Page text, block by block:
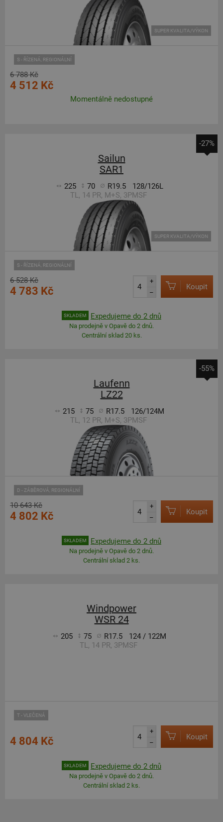
S - ŘÍZENÁ, REGIONÁLNÍ
SUPER KVALITA/VÝKON
6 788 Kč
4 512 Kč
Momentálně nedostupné
-27%
Sailun
SAR1
225 70 R19.5
128/126L
TL, 14 PR, M+S, 3PMSF
S - ŘÍZENÁ, REGIONÁLNÍ
SUPER KVALITA/VÝKON
6 528 Kč
4 783 Kč
+
–
Koupit
SKLADEM Expedujeme do 2 dnů
Na prodejně v Opavě do 2 dnů.
Centrální sklad 20 ks.
-55%
Laufenn
LZ22
215 75 R17.5
126/124M
TL, 12 PR, M+S, 3PMSF
D - ZÁBĚROVÁ, REGIONÁLNÍ
10 643 Kč
4 802 Kč
+
–
Koupit
SKLADEM Expedujeme do 2 dnů
Na prodejně v Opavě do 2 dnů.
Centrální sklad 2 ks.
Windpower
WSR 24
205 75 R17.5
124 / 122M
TL, 14 PR, 3PMSF
T - VLEČENÁ
4 804 Kč
+
–
Koupit
SKLADEM Expedujeme do 2 dnů
Na prodejně v Opavě do 2 dnů.
Centrální sklad 2 ks.